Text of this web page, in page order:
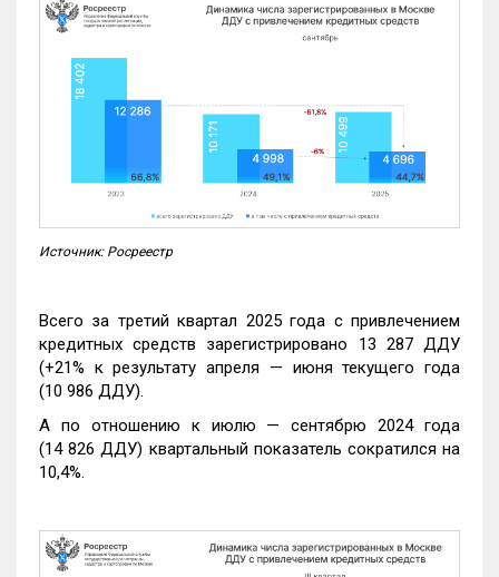
Источник: Росреестр
Всего за третий квартал 2025 года с привлечением
кредитных средств зарегистрировано 13 287 ДДУ
(+21% к результату апреля — июня текущего года
(10 986 ДДУ).
А по отношению к июлю — сентябрю 2024 года
(14 826 ДДУ) квартальный показатель сократился на
10,4%.